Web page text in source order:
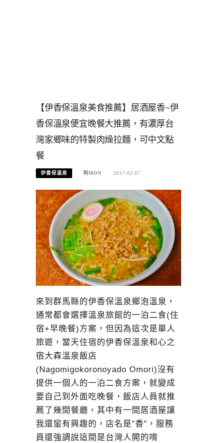
【伊香保溫泉美食推薦】居酒屋香~伊
香保溫泉便宜晚餐大推薦，有濃厚台
灣家鄉味的特製肉燥拉麵，可中文點
餐
伊香保溫泉 阿MON 2017-02-07
來到群馬縣的伊香保溫泉鄉泡溫泉，
通常都會選擇溫泉旅館的一泊二食(住
宿+早晚餐)方案，但因為這次是單人
旅遊，當天住宿的伊香保溫泉和心之
宿大森溫泉飯店
(Nagomigokoronoyado Omori)沒有
提供一個人的一泊二食方案，就變成
要自己到外面吃晚餐，飯店人員就推
薦了幾間餐廳，其中有一間居酒屋讓
我還蠻有興趣的，店名是”香”，服務
員還強調說這間是台灣人開的唷